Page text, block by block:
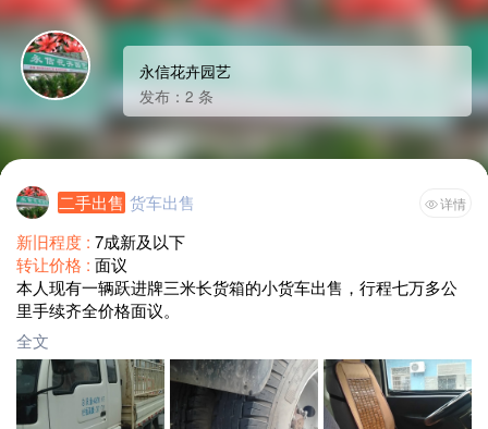
永信花卉园艺
发布：2 条
二手出售 货车出售 详情
新旧程度 : 7成新及以下
转让价格 : 面议
本人现有一辆跃进牌三米长货箱的小货车出售，行程七万多公
里手续齐全价格面议。
全文